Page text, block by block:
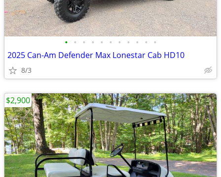
• • • • • • • • • • •
2025 Can-Am Defender Max Lonestar Cab HD10
8/3
$2,900